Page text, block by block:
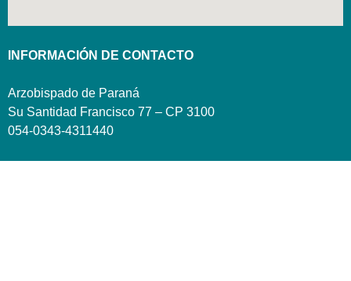
INFORMACIÓN DE CONTACTO
Arzobispado de Paraná
Su Santidad Francisco 77 – CP 3100
054-0343-4311440